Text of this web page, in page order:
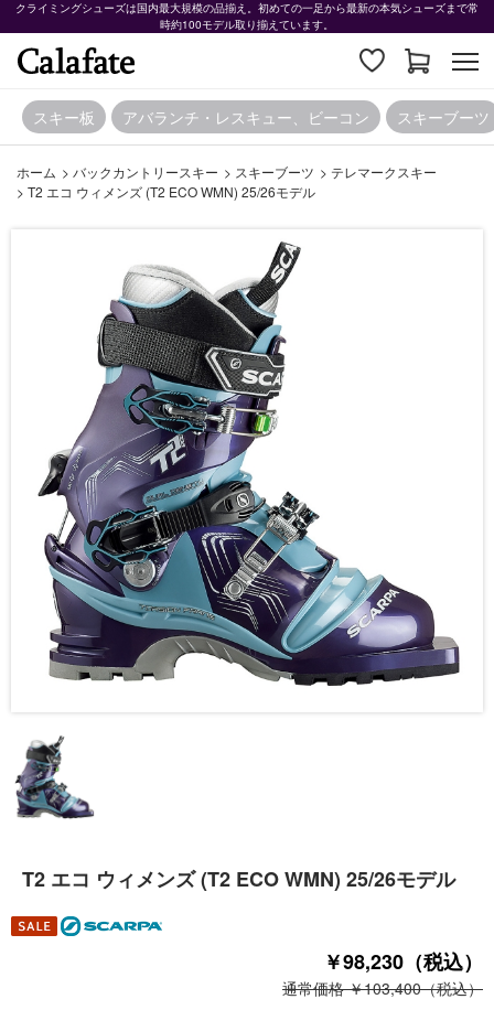
クライミングシューズは国内最大規模の品揃え。初めての一足から最新の本気シューズまで常
時約100モデル取り揃えています。
スキー板 アバランチ・レスキュー、ビーコン スキーブーツ
ホーム > バックカントリースキー > スキーブーツ > テレマークスキー
> T2 エコ ウィメンズ (T2 ECO WMN) 25/26モデル
T2 エコ ウィメンズ (T2 ECO WMN) 25/26モデル
￥98,230（税込）
通常価格 ￥103,400（税込）